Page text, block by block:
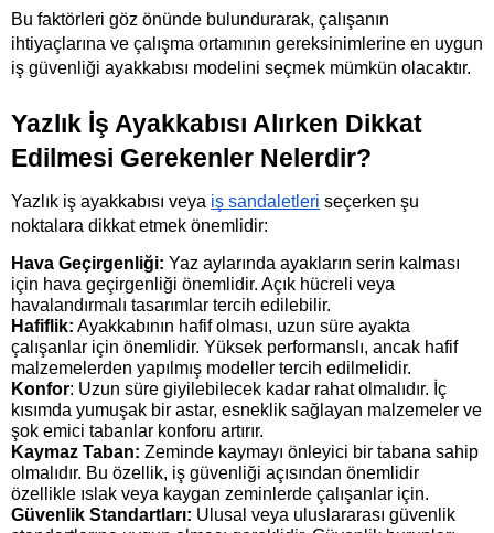
Bu faktörleri göz önünde bulundurarak, çalışanın
ihtiyaçlarına ve çalışma ortamının gereksinimlerine en uygun
iş güvenliği ayakkabısı modelini seçmek mümkün olacaktır.
Yazlık İş Ayakkabısı Alırken Dikkat
Edilmesi Gerekenler Nelerdir?
Yazlık iş ayakkabısı veya iş sandaletleri seçerken şu
noktalara dikkat etmek önemlidir:
Hava Geçirgenliği: Yaz aylarında ayakların serin kalması
için hava geçirgenliği önemlidir. Açık hücreli veya
havalandırmalı tasarımlar tercih edilebilir.
Hafiflik: Ayakkabının hafif olması, uzun süre ayakta
çalışanlar için önemlidir. Yüksek performanslı, ancak hafif
malzemelerden yapılmış modeller tercih edilmelidir.
Konfor: Uzun süre giyilebilecek kadar rahat olmalıdır. İç
kısımda yumuşak bir astar, esneklik sağlayan malzemeler ve
şok emici tabanlar konforu artırır.
Kaymaz Taban: Zeminde kaymayı önleyici bir tabana sahip
olmalıdır. Bu özellik, iş güvenliği açısından önemlidir
özellikle ıslak veya kaygan zeminlerde çalışanlar için.
Güvenlik Standartları: Ulusal veya uluslararası güvenlik